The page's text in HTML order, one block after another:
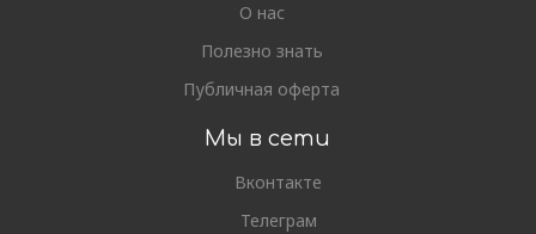
О нас
Полезно знать
Публичная оферта
Мы в сети
Вконтакте
Телеграм